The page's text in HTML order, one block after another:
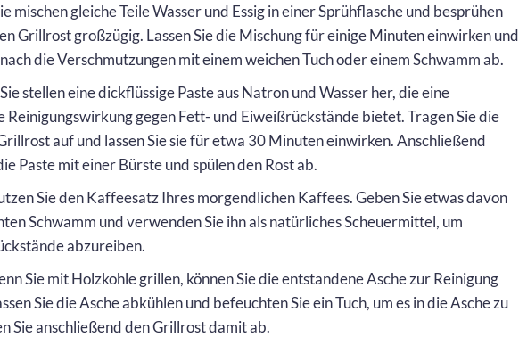
mischen gleiche Teile Wasser und Essig in einer Sprühflasche und besprühen
Grillrost großzügig. Lassen Sie die Mischung für einige Minuten einwirken und
die Verschmutzungen mit einem weichen Tuch oder einem Schwamm ab.
Sie stellen eine dickflüssige Paste aus Natron und Wasser her, die eine
Reinigungswirkung gegen Fett- und Eiweißrückstände bietet. Tragen Sie die
auf und lassen Sie sie für etwa 30 Minuten einwirken. Anschließend
Paste mit einer Bürste und spülen den Rost ab.
Sie den Kaffeesatz Ihres morgendlichen Kaffees. Geben Sie etwas davon
Schwamm und verwenden Sie ihn als natürliches Scheuermittel, um
abzureiben.
Sie mit Holzkohle grillen, können Sie die entstandene Asche zur Reinigung
Sie die Asche abkühlen und befeuchten Sie ein Tuch, um es in die Asche zu
Sie anschließend den Grillrost damit ab.